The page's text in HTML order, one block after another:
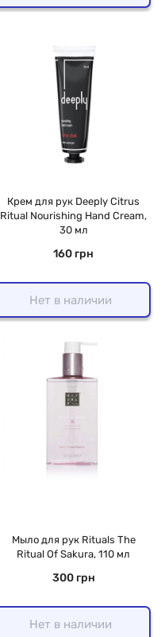
Крем для рук Deeply Citrus
Ritual Nourishing Hand Cream,
30 мл
160 грн
Нет в наличии
Мыло для рук Rituals The
Ritual Of Sakura, 110 мл
300 грн
Нет в наличии